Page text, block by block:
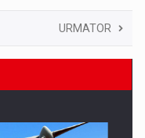
URMATOR